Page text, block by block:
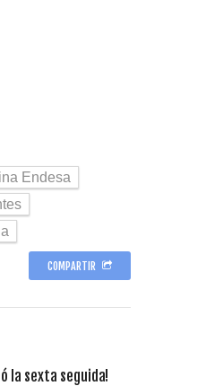
Endesa
COMPARTIR
la sexta seguida!